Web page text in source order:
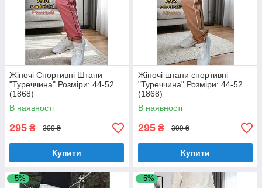
Жіночі Спортивні Штани
"Туреччина" Розміри: 44-52
(1868)
В наявності
295 ₴ 309 ₴
Купити
Жіночі штани спортивні
"Туреччина" Розміри: 44-52
(1868)
В наявності
295 ₴ 309 ₴
Купити
–5% –5%